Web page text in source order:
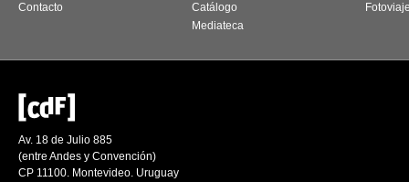
Contacto
Catálogo
Mediateca
Av. 18 de Julio 885
(entre Andes y Convención)
CP 11100. Montevideo. Uruguay